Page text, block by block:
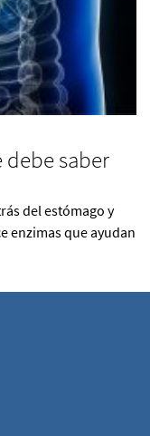
debe saber
del estómago y
enzimas que ayudan